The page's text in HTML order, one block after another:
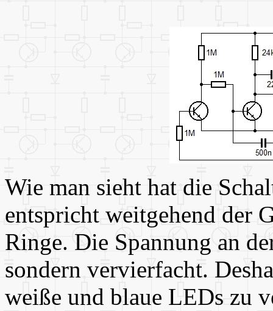
Wie man sieht hat die
entspricht weitgehend der
Ringe. Die Spannung an
sondern vervierfacht.
weiße und blaue LEDs zu